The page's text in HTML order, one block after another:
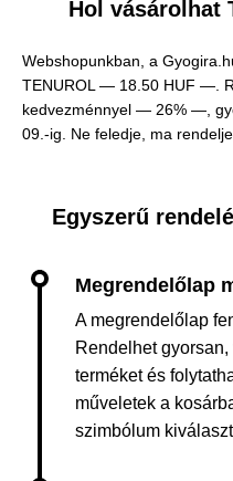
Hol vásárolhat
Webshopunkban, a
TENUROL — 18.50 HUF — .
kedvezménnyel — 26% —,
09.-ig. Ne feledje, ma
Egyszerű
A megrendelőlap
Rendelhet
terméket és
műveletek a
szimbólum